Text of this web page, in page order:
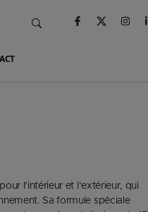
l’intérieur et l’extérieur, qui
Sa formule spéciale